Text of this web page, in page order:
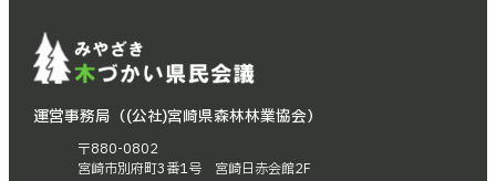
運営事務局（(公社)宮崎県森林林業協会）
〒880-0802
宮崎市別府町3番1号 宮崎日赤会館2F